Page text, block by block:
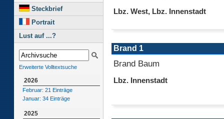
Steckbrief
Portrait
Lust auf ...?
Erweiterte Volltextsuche
2026
Februar: 21 Einträge
Januar: 34 Einträge
2025
Lbz. West, Lbz. Innenstadt
Brand 1
Brand Baum
Lbz. Innenstadt